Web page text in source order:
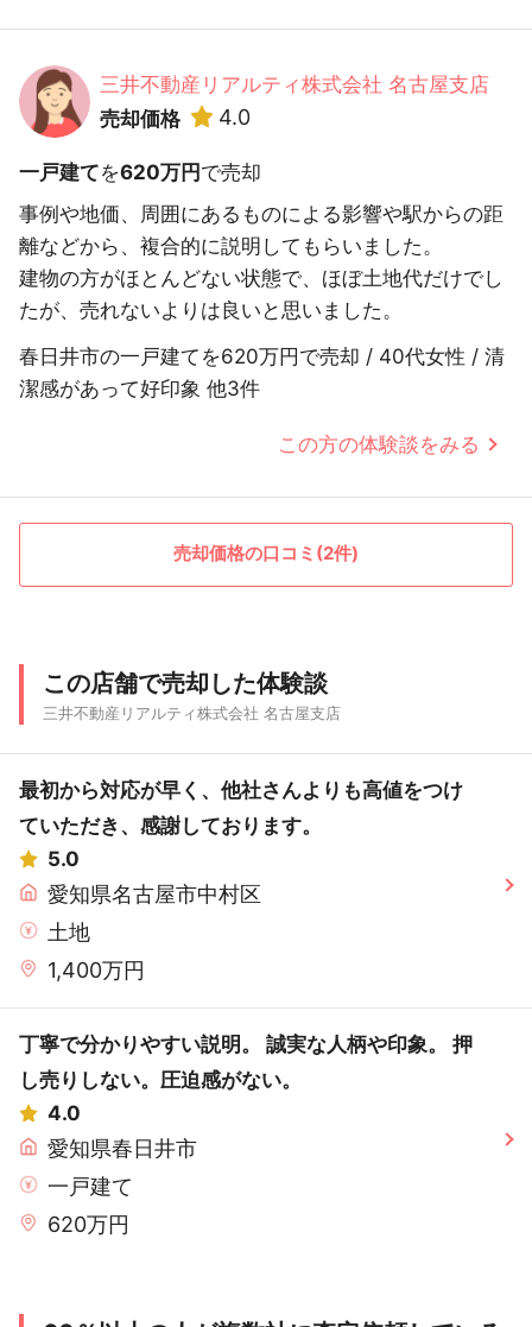
三井不動産リアルティ株式会社 名古屋支店
売却価格
4.0
一戸建てを620万円で売却
事例や地価、周囲にあるものによる影響や駅からの距
離などから、複合的に説明してもらいました。
建物の方がほとんどない状態で、ほぼ土地代だけでし
たが、売れないよりは良いと思いました。
春日井市の一戸建てを620万円で売却 / 40代女性 / 清
潔感があって好印象 他3件
この方の体験談をみる
売却価格の口コミ(2件)
この店舗で売却した体験談
三井不動産リアルティ株式会社 名古屋支店
最初から対応が早く、他社さんよりも高値をつけ
ていただき、感謝しております。
5.0
愛知県名古屋市中村区
土地
1,400万円
丁寧で分かりやすい説明。 誠実な人柄や印象。 押
し売りしない。圧迫感がない。
4.0
愛知県春日井市
一戸建て
620万円